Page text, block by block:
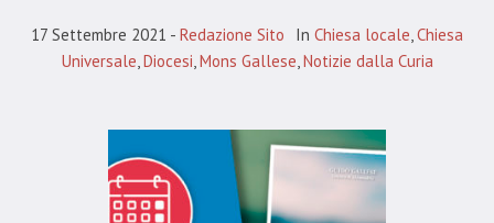
17 Settembre 2021 Redazione Sito In Chiesa locale Chiesa
Universale Diocesi Mons Gallese Notizie dalla Curia